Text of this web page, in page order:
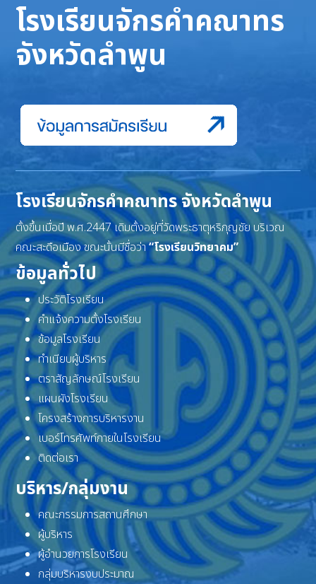
โรงเรียนจักรคำคณาทร
จังหวัดลำพูน
โรงเรียนจักรคำคณาทร จังหวัดลำพูน
ตั้งขึ้นเมื่อปี พ.ศ.2447 เดิมตั้งอยู่ที่วัดพระธาตุหริภุญชัย บริเวณ
คณะสะดือเมือง ขณะนั้นมีชื่อว่า“โรงเรียนวิทยาคม”
ข้อมูลทั่วไป
ประวัติโรงเรียน
คำแจ้งความตั้งโรงเรียน
ข้อมูลโรงเรียน
ทำเนียบผู้บริหาร
ตราสัญลักษณ์โรงเรียน
แผนผังโรงเรียน
โครงสร้างการบริหารงาน
เบอร์โทรศัพท์ภายในโรงเรียน
ติดต่อเรา
บริหาร/กลุ่มงาน
คณะกรรมการสถานศึกษา
ผู้บริหาร
ผู้อำนวยการโรงเรียน
กลุ่มบริหารงบประมาณ